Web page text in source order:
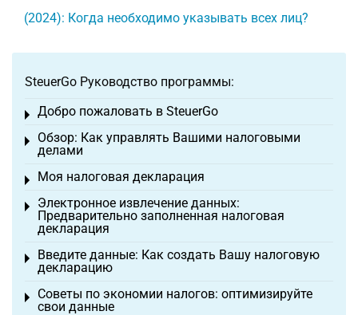
(2024): Когда необходимо указывать всех лиц?
SteuerGo Руководство программы:
Добро пожаловать в SteuerGo
Toggle menu
Обзор: Как управлять Вашими налоговыми
делами
Toggle menu
Моя налоговая декларация
Toggle menu
Электронное извлечение данных:
Предварительно заполненная налоговая
декларация
Toggle menu
Введите данные: Как создать Вашу налоговую
декларацию
Toggle menu
Советы по экономии налогов: оптимизируйте
свои данные
Toggle menu